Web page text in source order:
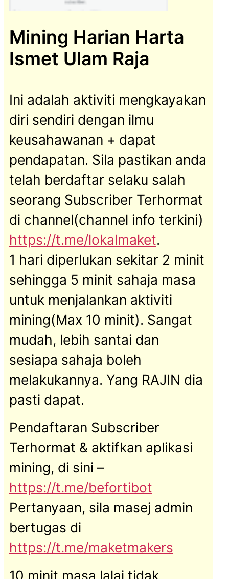
Mining Harian Harta
Ismet Ulam Raja
Ini adalah aktiviti mengkayakan
diri sendiri dengan ilmu
keusahawanan + dapat
pendapatan. Sila pastikan anda
telah berdaftar selaku salah
seorang Subscriber Terhormat
di channel(channel info terkini)
https://t.me/lokalmaket.
1 hari diperlukan sekitar 2 minit
sehingga 5 minit sahaja masa
untuk menjalankan aktiviti
mining(Max 10 minit). Sangat
mudah, lebih santai dan
sesiapa sahaja boleh
melakukannya. Yang RAJIN dia
pasti dapat.
Pendaftaran Subscriber
Terhormat & aktifkan aplikasi
mining, di sini –
https://t.me/befortibot
Pertanyaan, sila masej admin
bertugas di
https://t.me/maketmakers
10 minit masa lalai tidak